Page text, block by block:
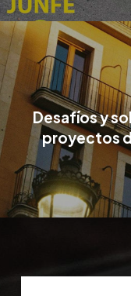
Desafíos y
proyectos